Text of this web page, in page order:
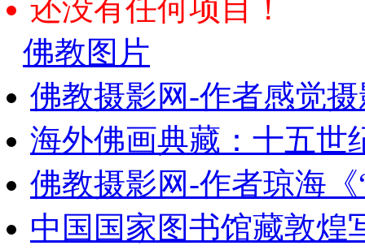
还没有任何项目！
佛教图片
佛教摄影网-作者感觉
海外佛画典藏：十五世
佛教摄影网-作者琼海
中国国家图书馆藏敦煌